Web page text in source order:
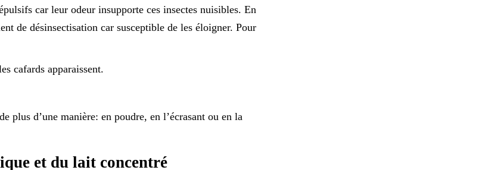
car leur odeur insupporte ces insectes nuisibles. En
de désinsectisation car susceptible de les éloigner. Pour
cafards apparaissent.
d’une manière: en poudre, en l’écrasant ou en la
et du lait concentré